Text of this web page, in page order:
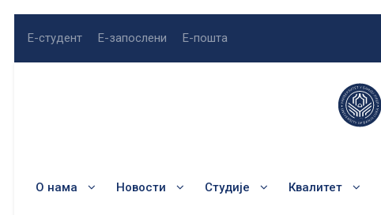
Е-студент Е-запослени Е-пошта
О нама Новости Студије Квалитет